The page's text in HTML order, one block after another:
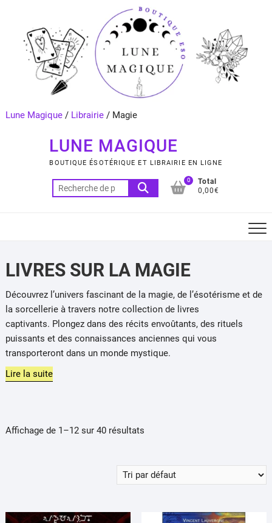
content
Lune Magique/ Librairie/ Magie
LUNE MAGIQUE
BOUTIQUE ÉSOTÉRIQUE ET LIBRAIRIE EN LIGNE
Recherche
pour :
0
Total
0,00€
LIVRES SUR LA MAGIE
Découvrez l’univers fascinant de la magie, de l’ésotérisme et de
la sorcellerie à travers notre collection de livres
captivants. Plongez dans des récits envoûtants, des rituels
puissants et des connaissances anciennes qui vous
transporteront dans un monde mystique.
Lire la suite
Affichage de 1–12 sur 40 résultats